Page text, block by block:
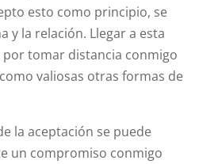
esto como principio, se
y la relación. Llegar a esta
por tomar distancia conmigo
valiosas otras formas de
la aceptación se puede
un compromiso conmigo